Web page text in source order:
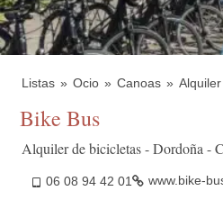
Listas Ocio Canoas
Bike Bus
Alquiler de bicicletas - Dordoña -
06 08 94 42 01 www.bike-